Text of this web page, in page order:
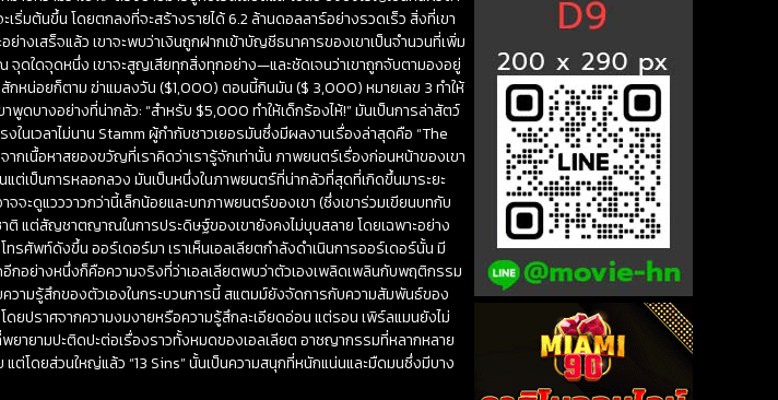
ริ่มต้นขึ้น โดยตกลงที่จะสร้างรายได้ 6.2 ล้านดอลลาร์อย่างรวดเร็ว สิ่งที่เขา
างเสร็จแล้ว เขาจะพบว่าเงินถูกฝากเข้าบัญชีธนาคารของเขาเป็นจำนวนที่เพิ่ม
จุดใดจุดหนึ่ง เขาจะสูญเสียทุกสิ่งทุกอย่าง—และชัดเจนว่าเขาถูกจับตามองอยู่
สักหน่อยก็ตาม ฆ่าแมลงวัน ($1,000) ตอนนี้กินมัน ($ 3,000) หมายเลข 3 ทำให้
ดบางอย่างที่น่ากลัว: “สำหรับ $5,000 ทำให้เด็กร้องไห้!” มันเป็นการล่าสัตว์
นเวลาไม่นาน Stamm ผู้กำกับชาวเยอรมันซึ่งมีผลงานเรื่องล่าสุดคือ “The
กเนื้อหาสยองขวัญที่เราคิดว่าเรารู้จักเท่านั้น ภาพยนตร์เรื่องก่อนหน้าของเขา
เป็นการหลอกลวง มันเป็นหนึ่งในภาพยนตร์ที่น่ากลัวที่สุดที่เกิดขึ้นมาระยะ
จะดูแวววาวกว่านี้เล็กน้อยและบทภาพยนตร์ของเขา (ซึ่งเขาร่วมเขียนบทกับ
ติ แต่สัญชาตญาณในการประดิษฐ์ของเขายังคงไม่บุบสลาย โดยเฉพาะอย่าง
ทรศัพท์ดังขึ้น ออร์เดอร์มา เราเห็นเอลเลียตกำลังดำเนินการออร์เดอร์นั้น มี
กอย่างหนึ่งก็คือความจริงที่ว่าเอลเลียตพบว่าตัวเองเพลิดเพลินกับพฤติกรรม
วามรู้สึกของตัวเองในกระบวนการนี้ สแตมม์ยังจัดการกับความสัมพันธ์ของ
ปราศจากความงมงายหรือความรู้สึกละเอียดอ่อน แต่รอน เพิร์ลแมนยังไม่
ยายามปะติดปะต่อเรื่องราวทั้งหมดของเอลเลียต อาชญากรรมที่หลากหลาย
ต่โดยส่วนใหญ่แล้ว “13 Sins” นั้นเป็นความสนุกที่หนักแน่นและมืดมนซึ่งมีบาง